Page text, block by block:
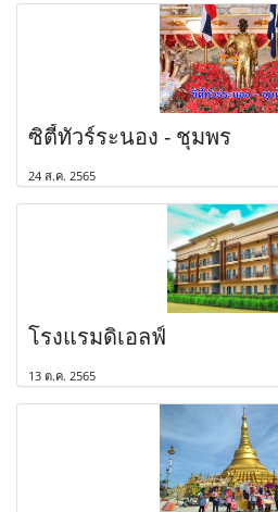
ซิตี้ทัวร์ระนอง - ชุมพร
24 ส.ค. 2565
โรงแรมดิเอลฟ์
13 ต.ค. 2565